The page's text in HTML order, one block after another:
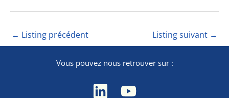
← Listing précédent Listing suivant →
Vous pouvez nous retrouver sur :